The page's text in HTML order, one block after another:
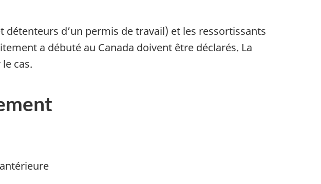
d’un permis de travail) et les ressortissants
a débuté au Canada doivent être déclarés. La
cas.